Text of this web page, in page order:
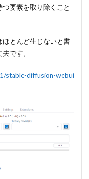
要素を取り除くこと
ほとんど生じないと書
です。
stable-diffusion-webui